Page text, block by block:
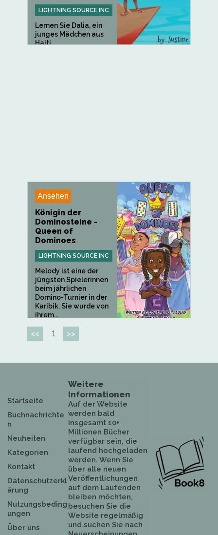
LIGHTNING SOURCE INC
Lernen Sie Dalia, ein
junges Mädchen aus
Haiti,...
Ansehen
Königin der
Dominosteine -
Queen of
Dominoes
LIGHTNING SOURCE INC
Melody ist eine der
jüngsten Spielerinnen
beim jährlichen
Domino-Turnier in der
Karibik. Sie wurde von
ihrem...
<< 1 >>
Startseite
Buchnachrichte
n
Neuheiten
Kategorien
Kontakt
Datenschutzerkl
ärung
Nutzungsbeding
ungen
Über uns
Weitere
Informationen
Auf der Website
werden bald
insgesamt 10+
Millionen Bücher
verfügbar sein, die
laufend hochgeladen
werden. Wenn Sie
über alle neuen
Veröffentlichungen
auf dem Laufenden
bleiben möchten,
besuchen Sie die
Website regelmäßig
und suchen Sie nach